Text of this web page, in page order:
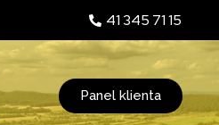
41 345 71 15
Panel klienta